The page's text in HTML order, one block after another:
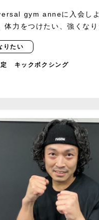
gym anneに入会し
体力をつけたい、強くなり
りたい
定 キックボクシング